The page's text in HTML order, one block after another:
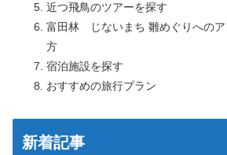
近つ飛鳥のツアーを探す
富田林 じないまち 雛めぐりへのア
方
宿泊施設を探す
おすすめの旅行プラン
新着記事